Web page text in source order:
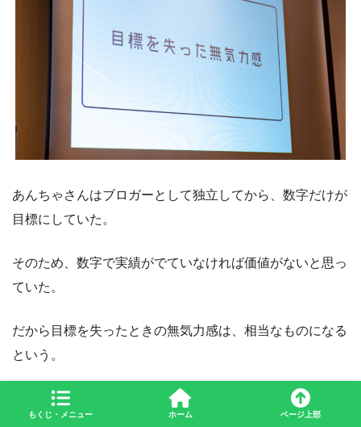
あんちゃさんはブロガーとして独立してから、数字だけが
目標にしていた。
そのため、数字で実績がでていなければ価値がないと思っ
ていた。
だから目標を失ったときの無気力感は、相当なものになる
という。
また、あんちゃさんは数字の目標を達成してしまった。
もくじ・メニュー ホーム ページ上部